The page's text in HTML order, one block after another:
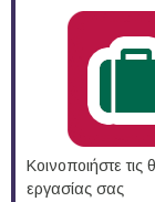
Κοινοποιήστε τις
εργασίας σας